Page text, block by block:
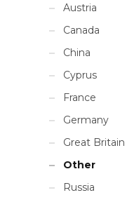
Austria
Canada
China
Cyprus
France
Germany
Great Britain
Other
Russia